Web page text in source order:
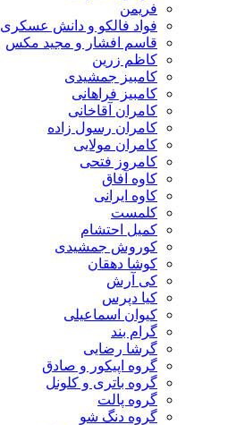
فریمن
فواد فالکو و دانش عسکری
قاسم افشار و مجید مکس
کاظم زرین
کامبیز جمشیدی
کامبیز فراهانی
کامران آقاخانی
کامران رسول زاده
کامران مولایی
کامروز فتحی
کاوه آفاق
کاوه ایرانی
کلمست
کمیل احتشام
کوروش جمشیدی
کوشا دهقان
کی آرش
کیا دپرس
کیوان اسماعیلی
گرام بند
گرشا رضایی
گروه اپیکور و صادق
گروه باتری و کلونل
گروه پالت
گروه دنگ شو